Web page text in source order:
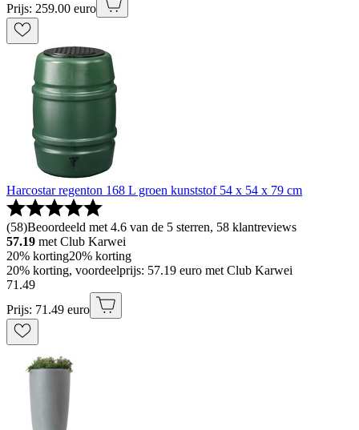
Prijs: 259.00 euro
Harcostar regenton 168 L groen kunststof 54 x 54 x 79 cm
(58)Beoordeeld met 4.6 van de 5 sterren, 58 klantreviews
57.19 met Club Karwei
20% korting20% korting
20% korting, voordeelprijs: 57.19 euro met Club Karwei
71 .49
Prijs: 71.49 euro